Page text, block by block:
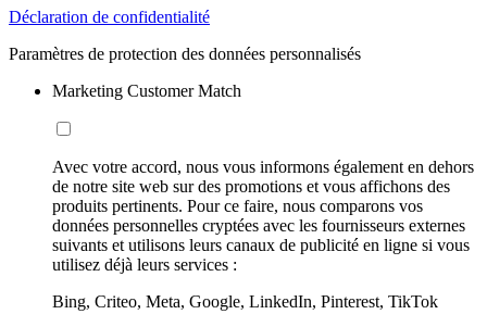
Déclaration de confidentialité
Paramètres de protection des données personnalisés
Marketing Customer Match
Avec votre accord, nous vous informons également en dehors
de notre site web sur des promotions et vous affichons des
produits pertinents. Pour ce faire, nous comparons vos
données personnelles cryptées avec les fournisseurs externes
suivants et utilisons leurs canaux de publicité en ligne si vous
utilisez déjà leurs services :
Bing, Criteo, Meta, Google, LinkedIn, Pinterest, TikTok